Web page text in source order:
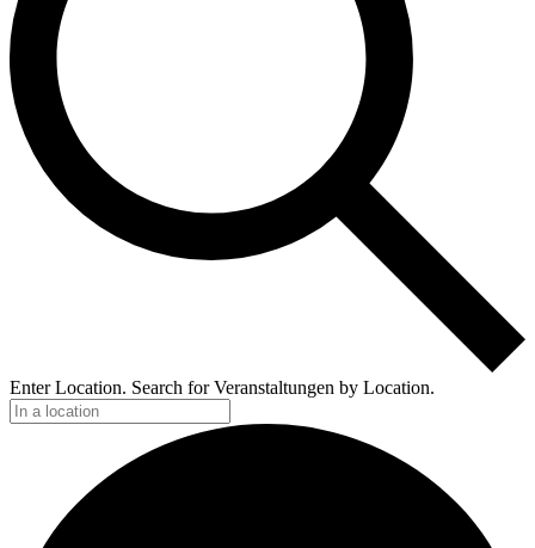
Enter Location. Search for Veranstaltungen by Location.